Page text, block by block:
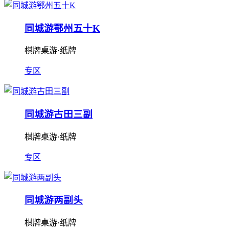
同城游鄂州五十K
棋牌桌游·纸牌
专区
同城游古田三副
棋牌桌游·纸牌
专区
同城游两副头
棋牌桌游·纸牌